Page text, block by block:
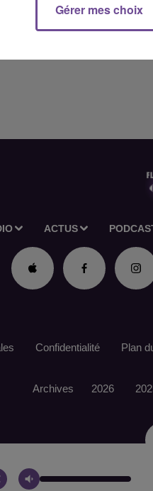
missions : enregistrer et
journée. Accueillir les
pleins en 39h. 3 mois
ACTUS
Confidentialité Plan
Archives 2026
Gérer mes choix